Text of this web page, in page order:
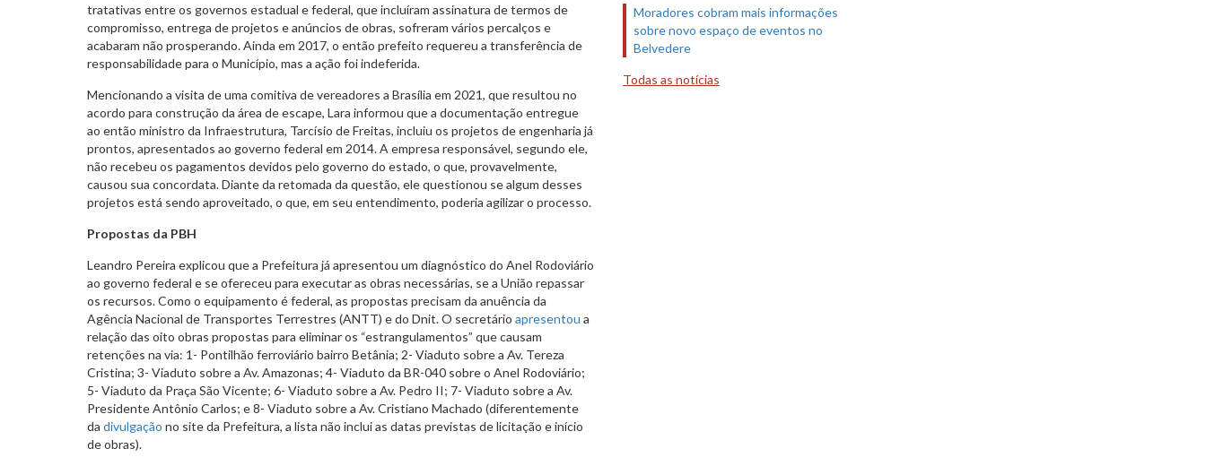
tratativas entre os governos estadual e federal, que incluíram assinatura de termos de
compromisso, entrega de projetos e anúncios de obras, sofreram vários percalços e
acabaram não prosperando. Ainda em 2017, o então prefeito requereu a transferência de
responsabilidade para o Município, mas a ação foi indeferida.
Mencionando a visita de uma comitiva de vereadores a Brasília em 2021, que resultou no
acordo para construção da área de escape, Lara informou que a documentação entregue
ao então ministro da Infraestrutura, Tarcísio de Freitas, incluiu os projetos de engenharia já
prontos, apresentados ao governo federal em 2014. A empresa responsável, segundo ele,
não recebeu os pagamentos devidos pelo governo do estado, o que, provavelmente,
causou sua concordata. Diante da retomada da questão, ele questionou se algum desses
projetos está sendo aproveitado, o que, em seu entendimento, poderia agilizar o processo.
Propostas da PBH
Leandro Pereira explicou que a Prefeitura já apresentou um diagnóstico do Anel Rodoviário
ao governo federal e se ofereceu para executar as obras necessárias, se a União repassar
os recursos. Como o equipamento é federal, as propostas precisam da anuência da
Agência Nacional de Transportes Terrestres (ANTT) e do Dnit. O secretário apresentou a
relação das oito obras propostas para eliminar os “estrangulamentos” que causam
retenções na via: 1- Pontilhão ferroviário bairro Betânia; 2- Viaduto sobre a Av. Tereza
Cristina; 3- Viaduto sobre a Av. Amazonas; 4- Viaduto da BR-040 sobre o Anel Rodoviário;
5- Viaduto da Praça São Vicente; 6- Viaduto sobre a Av. Pedro II; 7- Viaduto sobre a Av.
Presidente Antônio Carlos; e 8- Viaduto sobre a Av. Cristiano Machado (diferentemente
da divulgação no site da Prefeitura, a lista não inclui as datas previstas de licitação e início
de obras).
Moradores cobram mais informações
sobre novo espaço de eventos no
Belvedere
Todas as notícias